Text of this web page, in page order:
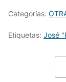
Categorías:
Etiquetas: José